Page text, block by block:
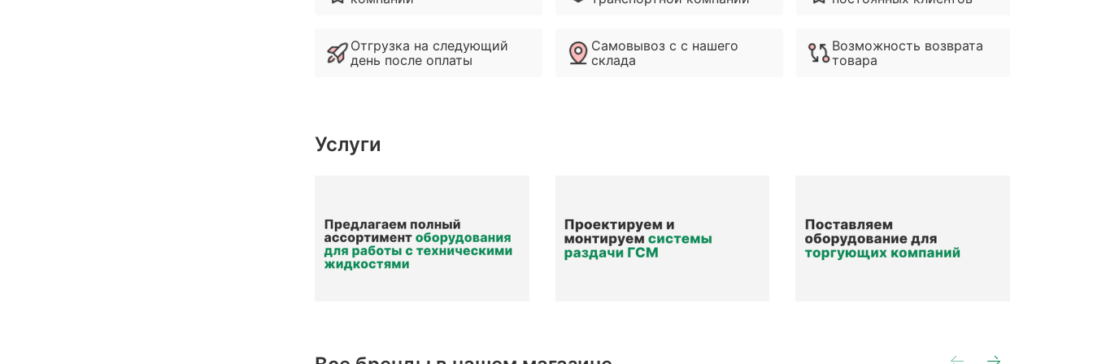
указанному в контаках сайтах.
Отгрузка на следующий
день после оплаты
Самовывоз с с нашего
склада
Возможность возврата
товара
Услуги